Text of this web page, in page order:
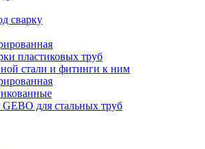
сварку
пластиковых труб
стали и фитинги к ним
для стальных труб